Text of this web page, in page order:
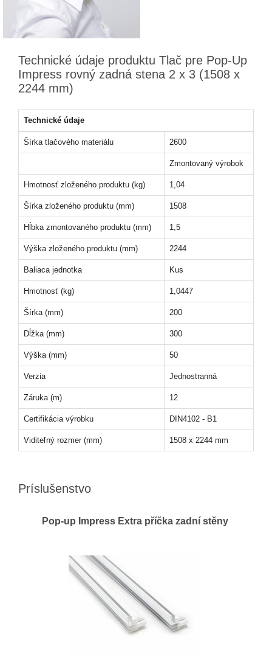
Technické údaje produktu Tlač pre Pop-Up
Impress rovný zadná stena 2 x 3 (1508 x
2244 mm)
Technické údaje
Šírka tlačového materiálu 2600
Zmontovaný výrobok
Hmotnosť zloženého produktu (kg) 1,04
Šírka zloženého produktu (mm) 1508
Hĺbka zmontovaného produktu (mm) 1,5
Výška zloženého produktu (mm) 2244
Baliaca jednotka Kus
Hmotnosť (kg) 1,0447
Šírka (mm) 200
Dĺžka (mm) 300
Výška (mm) 50
Verzia Jednostranná
Záruka (m) 12
Certifikácia výrobku DIN4102 - B1
Viditeľný rozmer (mm) 1508 x 2244 mm
Príslušenstvo
Pop-up Impress Extra příčka zadní stěny